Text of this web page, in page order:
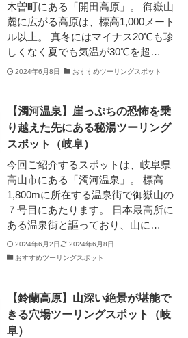
木曽町にある「開田高原」。 御嶽山
麓に広がる高原は、標高1,000メート
ル以上。 真冬にはマイナス20℃も珍
しくなく夏でも気温が30℃を超…
2024年6月8日 おすすめツーリングスポット
【濁河温泉】崖っぷちの恐怖を乗
り越えた先にある秘湯ツーリング
スポット（岐阜）
今回ご紹介するスポットは、岐阜県
高山市にある「濁河温泉」。 標高
1,800mに所在する温泉街で御嶽山の
７号目にあたります。 日本最高所に
ある温泉街と謳っており、山に…
2024年6月2日
2024年6月8日
おすすめツーリングスポット
【鈴蘭高原】山深い絶景が堪能で
きる穴場ツーリングスポット（岐
阜）